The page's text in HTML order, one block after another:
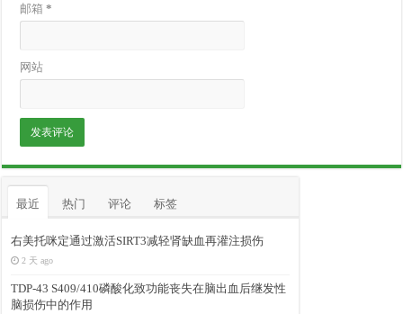
邮箱*
网站
最近 热门 评论 标签
右美托咪定通过激活SIRT3减轻肾缺血再灌注损伤
2 天 ago
TDP-43 S409/410磷酸化致功能丧失在脑出血后继发性
脑损伤中的作用